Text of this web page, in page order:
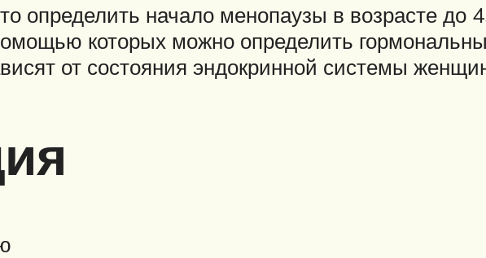
определить начало менопаузы в возрасте до
которых можно определить
от состояния эндокринной системы